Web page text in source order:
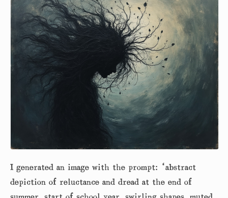
I generated an image with the prompt: ‘abstract
depiction of reluctance and dread at the end of
summer, start of school year, swirling shapes, muted